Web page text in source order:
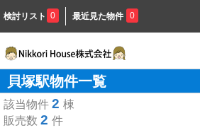
検討リスト 0 最近見た物件 0
貝塚駅物件一覧
該当物件 2 棟
販売数 2 件